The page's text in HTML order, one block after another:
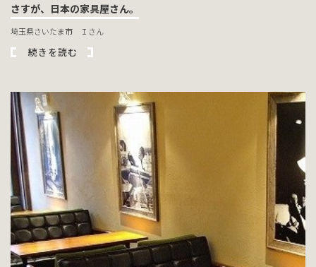
さすが、日本の家具屋さん。
埼玉県さいたま市 Ｉさん
続きを読む